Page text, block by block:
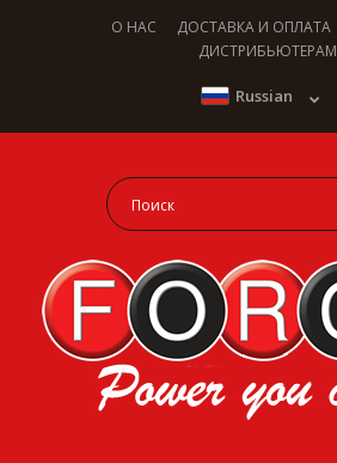
О НАС ДОСТАВКА И ОПЛАТА
ДИСТРИБЬЮТЕРАМ
Russian